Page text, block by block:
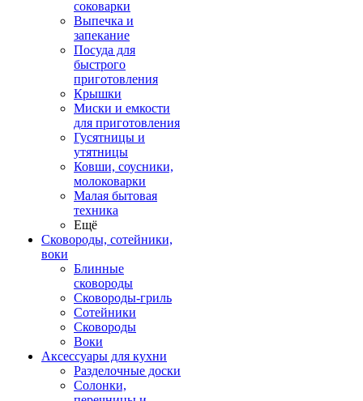
соковарки
Выпечка и
запекание
Посуда для
быстрого
приготовления
Крышки
Миски и емкости
для приготовления
Гусятницы и
утятницы
Ковши, соусники,
молоковарки
Малая бытовая
техника
Ещё
Сковороды, сотейники,
воки
Блинные
сковороды
Сковороды-гриль
Сотейники
Сковороды
Воки
Аксессуары для кухни
Разделочные доски
Солонки,